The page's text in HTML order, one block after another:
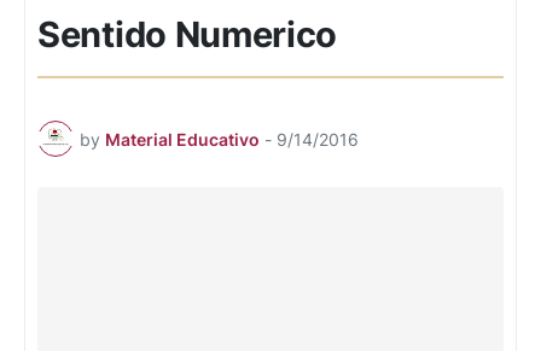
Sentido Numerico
by Material Educativo - 9/14/2016